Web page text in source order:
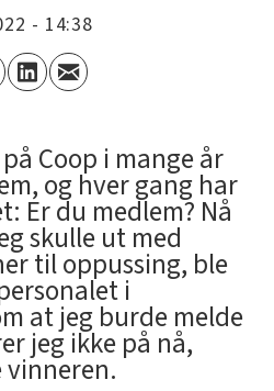
- 14:38
Coop i mange år
og hver gang har
Er du medlem? Nå
skulle ut med
til oppussing, ble
i
at jeg burde melde
jeg ikke på nå,